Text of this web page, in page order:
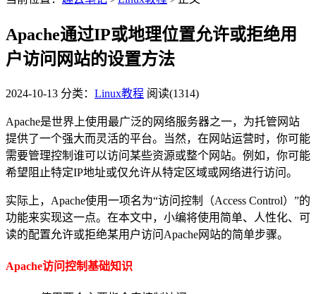
Apache通过IP或地理位置允许或拒绝用
户访问网站的设置方法
2024-10-13 分类： Linux教程 阅读(1314)
Apache是世界上使用最广泛的网络服务器之一，为托管网站
提供了一个强大而灵活的平台。当然，在网站运营时，你可能
需要管理控制谁可以访问某些资源或整个网站。例如，你可能
希望阻止特定IP地址或仅允许从特定区域或网络进行访问。
实际上，Apache使用一项名为“访问控制（Access Control）”的
功能来实现这一点。在本文中，小编将使用简单、人性化、可
读的配置允许或拒绝某用户访问Apache网站的简单步骤。
Apache访问控制基础知识